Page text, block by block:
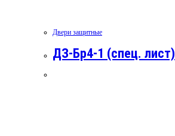
Двери защитные
ДЗ-Бр4-1 (спец. лист)